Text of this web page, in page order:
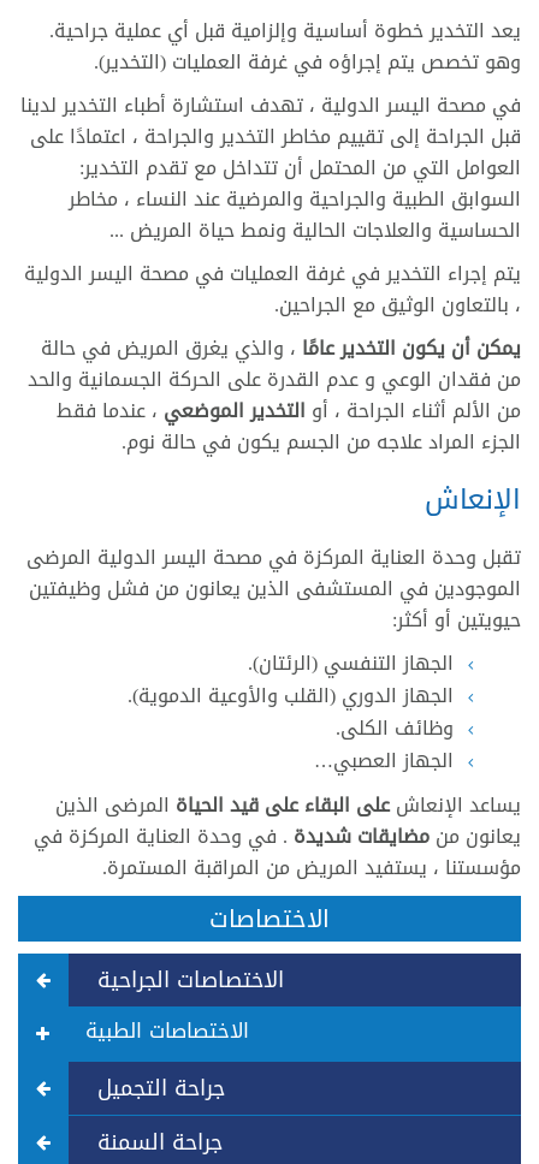
يعد التخدير خطوة أساسية وإلزامية قبل أي عملية جراحية.
وهو تخصص يتم إجراؤه في غرفة العمليات (التخدير).
في مصحة اليسر الدولية ، تهدف استشارة أطباء التخدير لدينا
قبل الجراحة إلى تقييم مخاطر التخدير والجراحة ، اعتمادًا على
العوامل التي من المحتمل أن تتداخل مع تقدم التخدير:
السوابق الطبية والجراحية والمرضية عند النساء ، مخاطر
الحساسية والعلاجات الحالية ونمط حياة المريض ...
يتم إجراء التخدير في غرفة العمليات في مصحة اليسر الدولية
، بالتعاون الوثيق مع الجراحين.
يمكن أن يكون التخدير عامًا ، والذي يغرق المريض في حالة
من فقدان الوعي و عدم القدرة على الحركة الجسمانية والحد
من الألم أثناء الجراحة ، أو التخدير الموضعي ، عندما فقط
الجزء المراد علاجه من الجسم يكون في حالة نوم.
الإنعاش
تقبل وحدة العناية المركزة في مصحة اليسر الدولية المرضى
الموجودين في المستشفى الذين يعانون من فشل وظيفتين
حيويتين أو أكثر:
الجهاز التنفسي (الرئتان).
الجهاز الدوري (القلب والأوعية الدموية).
وظائف الكلى.
الجهاز العصبي…
يساعد الإنعاشعلى البقاء على قيد الحياة المرضى الذين
يعانون منمضايقات شديدة . في وحدة العناية المركزة في
مؤسستنا ، يستفيد المريض من المراقبة المستمرة.
الاختصاصات
الاختصاصات الجراحية
الاختصاصات الطبية
جراحة التجميل
جراحة السمنة